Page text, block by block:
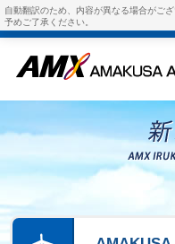
自動翻訳のため、内容が異なる場合がござ
予めご了承ください。